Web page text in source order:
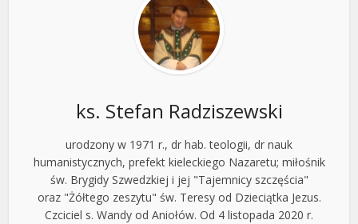
ks. Stefan Radziszewski
urodzony w 1971 r., dr hab. teologii, dr nauk
humanistycznych, prefekt kieleckiego Nazaretu; miłośnik
św. Brygidy Szwedzkiej i jej "Tajemnicy szczęścia"
oraz "Żółtego zeszytu" św. Teresy od Dzieciątka Jezus.
Czciciel s. Wandy od Aniołów. Od 4 listopada 2020 r.